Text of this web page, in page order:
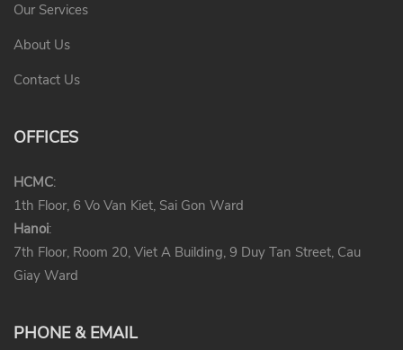
Our Services
About Us
Contact Us
OFFICES
HCMC:
1th Floor, 6 Vo Van Kiet, Sai Gon Ward
Hanoi:
7th Floor, Room 20, Viet A Building, 9 Duy Tan Street, Cau
Giay Ward
PHONE & EMAIL